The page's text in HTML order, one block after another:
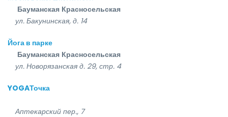
Бауманская Красносельская
ул. Бакунинская, д. 14
Йога в парке
Бауманская Красносельская
ул. Новорязанская д. 29, стр. 4
YOGAТочка
Аптекарский пер., 7